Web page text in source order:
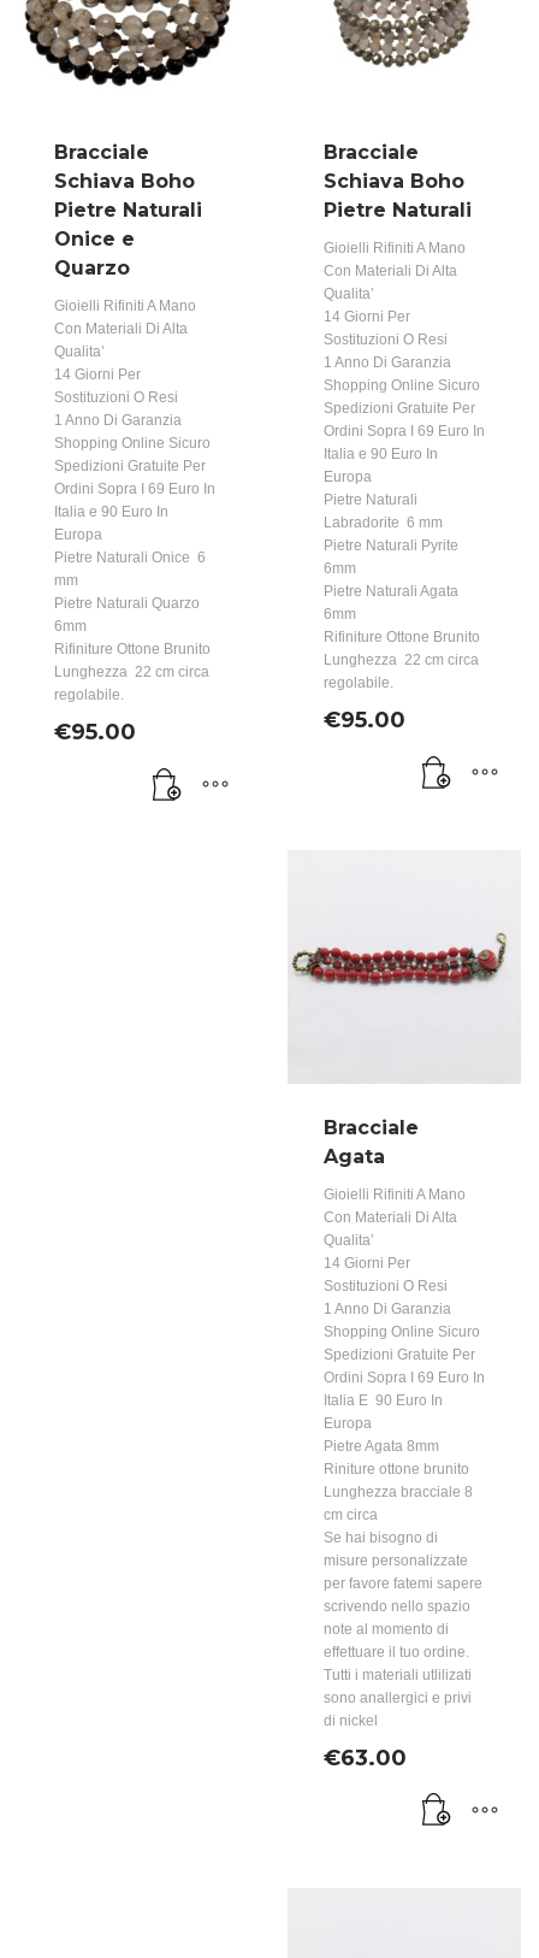
Bracciale
Schiava Boho
Pietre Naturali
Onice e
Quarzo
Gioielli Rifiniti A Mano
Con Materiali Di Alta
Qualita’
14 Giorni Per
Sostituzioni O Resi
1 Anno Di Garanzia
Shopping Online Sicuro
Spedizioni Gratuite Per
Ordini Sopra I 69 Euro In
Italia e 90 Euro In
Europa
Pietre Naturali Onice 6
mm
Pietre Naturali Quarzo
6mm
Rifiniture Ottone Brunito
Lunghezza 22 cm circa
regolabile.
€95.00
Bracciale
Schiava Boho
Pietre Naturali
Gioielli Rifiniti A Mano
Con Materiali Di Alta
Qualita’
14 Giorni Per
Sostituzioni O Resi
1 Anno Di Garanzia
Shopping Online Sicuro
Spedizioni Gratuite Per
Ordini Sopra I 69 Euro In
Italia e 90 Euro In
Europa
Pietre Naturali
Labradorite 6 mm
Pietre Naturali Pyrite
6mm
Pietre Naturali Agata
6mm
Rifiniture Ottone Brunito
Lunghezza 22 cm circa
regolabile.
€95.00
Bracciale
Agata
Gioielli Rifiniti A Mano
Con Materiali Di Alta
Qualita’
14 Giorni Per
Sostituzioni O Resi
1 Anno Di Garanzia
Shopping Online Sicuro
Spedizioni Gratuite Per
Ordini Sopra I 69 Euro In
Italia E 90 Euro In
Europa
Pietre Agata 8mm
Riniture ottone brunito
Lunghezza bracciale 8
cm circa
Se hai bisogno di
misure personalizzate
per favore fatemi sapere
scrivendo nello spazio
note al momento di
effettuare il tuo ordine.
Tutti i materiali utlilizati
sono anallergici e privi
di nickel
€63.00